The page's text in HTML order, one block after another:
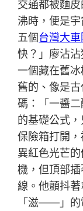
交通都被麵
沸時，便是
五個台灣大
快？」廖沾
一個藏在舊
舊的、像是
碼：「一醬
的基礎公式
保險箱打開
異紅色光芒
機，但頂部
線。他顫抖
「滋——」的